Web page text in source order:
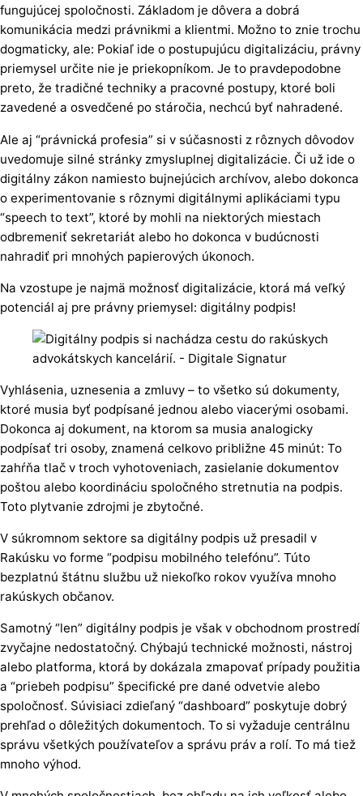
fungujúcej spoločnosti. Základom je dôvera a dobrá
komunikácia medzi právnikmi a klientmi. Možno to znie trochu
dogmaticky, ale: Pokiaľ ide o postupujúcu digitalizáciu, právny
priemysel určite nie je priekopníkom. Je to pravdepodobne
preto, že tradičné techniky a pracovné postupy, ktoré boli
zavedené a osvedčené po stáročia, nechcú byť nahradené.
Ale aj “právnická profesia” si v súčasnosti z rôznych dôvodov
uvedomuje silné stránky zmysluplnej digitalizácie. Či už ide o
digitálny zákon namiesto bujnejúcich archívov, alebo dokonca
o experimentovanie s rôznymi digitálnymi aplikáciami typu
“speech to text”, ktoré by mohli na niektorých miestach
odbremeniť sekretariát alebo ho dokonca v budúcnosti
nahradiť pri mnohých papierových úkonoch.
Na vzostupe je najmä možnosť digitalizácie, ktorá má veľký
potenciál aj pre právny priemysel: digitálny podpis!
Vyhlásenia, uznesenia a zmluvy – to všetko sú dokumenty,
ktoré musia byť podpísané jednou alebo viacerými osobami.
Dokonca aj dokument, na ktorom sa musia analogicky
podpísať tri osoby, znamená celkovo približne 45 minút: To
zahŕňa tlač v troch vyhotoveniach, zasielanie dokumentov
poštou alebo koordináciu spoločného stretnutia na podpis.
Toto plytvanie zdrojmi je zbytočné.
V súkromnom sektore sa digitálny podpis už presadil v
Rakúsku vo forme “podpisu mobilného telefónu”. Túto
bezplatnú štátnu službu už niekoľko rokov využíva mnoho
rakúskych občanov.
Samotný “len” digitálny podpis je však v obchodnom prostredí
zvyčajne nedostatočný. Chýbajú technické možnosti, nástroj
alebo platforma, ktorá by dokázala zmapovať prípady použitia
a “priebeh podpisu” špecifické pre dané odvetvie alebo
spoločnosť. Súvisiaci zdieľaný “dashboard” poskytuje dobrý
prehľad o dôležitých dokumentoch. To si vyžaduje centrálnu
správu všetkých používateľov a správu práv a rolí. To má tiež
mnoho výhod.